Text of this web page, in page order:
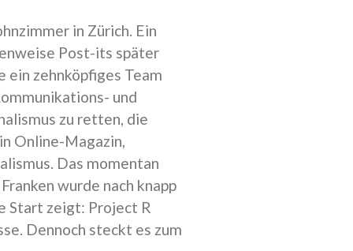
in Zürich. Ein
Post-its später
zehnköpfiges Team
und
zu retten, die
Online-Magazin,
Das momentan
wurde nach knapp
Start zeigt: Project R
Dennoch steckt es zum